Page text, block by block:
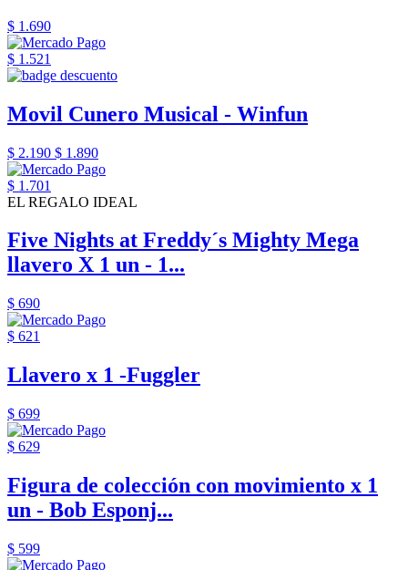
$ 1.690
$ 1.521
Movil Cunero Musical - Winfun
$ 2.190 $ 1.890
$ 1.701
EL REGALO IDEAL
Five Nights at Freddy´s Mighty Mega
llavero X 1 un - 1...
$ 690
$ 621
Llavero x 1 -Fuggler
$ 699
$ 629
Figura de colección con movimiento x 1
un - Bob Esponj...
$ 599